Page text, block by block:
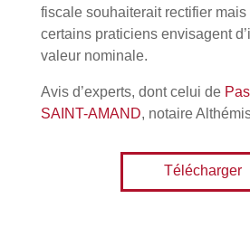
fiscale souhaiterait rectifier mais
certains praticiens envisagent
valeur nominale.
Avis d’experts, dont celui de
SAINT-AMAND, notaire
Télécharger